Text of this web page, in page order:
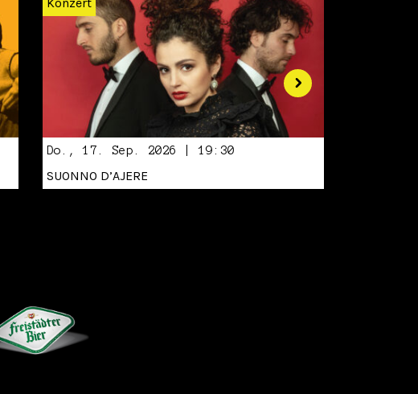
Do., 17. Sep. 2026 | 19:30
SUONNO D’AJERE